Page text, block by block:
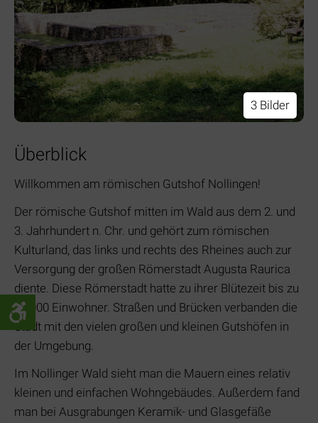
3 Bilder
Überblick
Willkommen am römischen Gutshof Nollingen!
Der römische Gutshof mitten im Wald aus dem 2. und
3. Jahrhundert n. Chr. und gehört zum römischen
Kulturland, das links und rechts des Rheines auch zur
Versorgung der großen Römerstadt Augusta Raurica
diente. Diese Römerstadt hatte zu ihrer Blütezeit bis zu
18.000 Einwohner. Straßen und Brücken verbanden die
Stadt mit den vielen großen und kleinen Gutshöfen in
der Umgebung.
Im Nollinger Wald sieht man die Mauern eines relativ
kleinen und einfachen Wohngebäudes. Außerdem fand
man bei Ausgrabungen Keramik- und Glasgefäße